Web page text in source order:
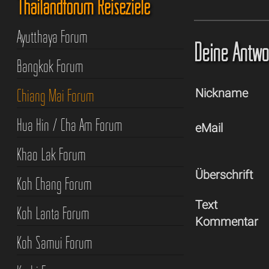
Deine
Nickname
eMail
Überschrift
Text
Kommentar
Thailandforum Reiseziele
Ayutthaya Forum
Bangkok Forum
Chiang Mai Forum
Hua Hin / Cha Am Forum
Khao Lak Forum
Koh Chang Forum
Koh Lanta Forum
Koh Samui Forum